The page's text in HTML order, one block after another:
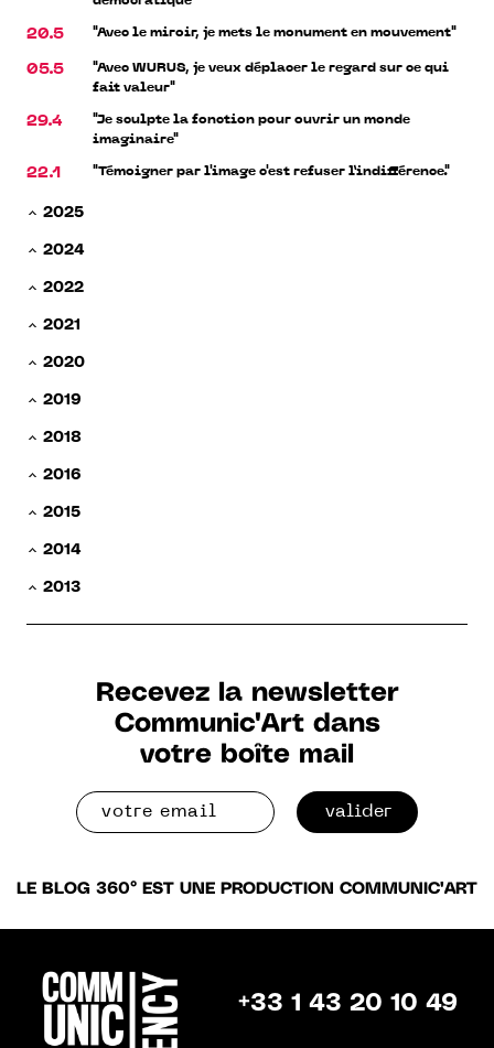
20.5 "Avec le miroir, je mets le monument en mouvement"
05.5
"Avec WURUS, je veux déplacer le regard sur ce qui
fait valeur"
29.4
"Je sculpte la fonction pour ouvrir un monde
imaginaire"
22.1 "Témoigner par l'image c'est refuser l’indifférence."
2025
2024
2022
2021
2020
2019
2018
2016
2015
2014
2013
Recevez la newsletter
Communic'Art dans
votre boîte mail
valider
LE BLOG 360° EST UNE PRODUCTION COMMUNIC'ART
+33 1 43 20 10 49